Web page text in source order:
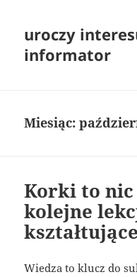
uroczy
informator
Miesiąc:
Korki to
kolejne
Wiedza to klucz do